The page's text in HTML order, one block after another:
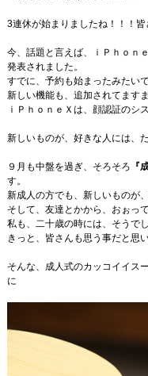
3連休が始まりましたね！！！
今、話題と言えば、ｉＰｈｏｎ
発表されました。
すでに、予約も始まったみたい
新しい機能も、追加されてます
ｉＰｈｏｎｅＸは、顔認証のシ
新しいものが、好きな人には、
９月も中盤を過ぎ、そろそろ 『
す。
新成人の方でも、新しいものが
そして、友達とかから、おぉっ
私も、二十歳の時には、そうで
きっと、皆さんも思う事だと思い
そんな、成人式のカッコイイス
に